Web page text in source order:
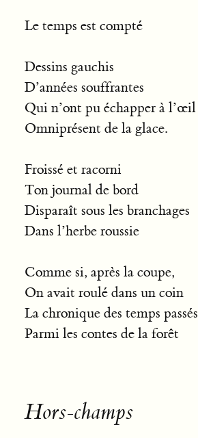
Le temps est compté
Dessins gauchis
D’années souffrantes
Qui n’ont pu échapper à l’œil
Omniprésent de la glace.
Froissé et racorni
Ton journal de bord
Disparaît sous les branchages
Dans l’herbe roussie
Comme si, après la coupe,
On avait roulé dans un coin
La chronique des temps passés
Parmi les contes de la forêt
Hors-champs